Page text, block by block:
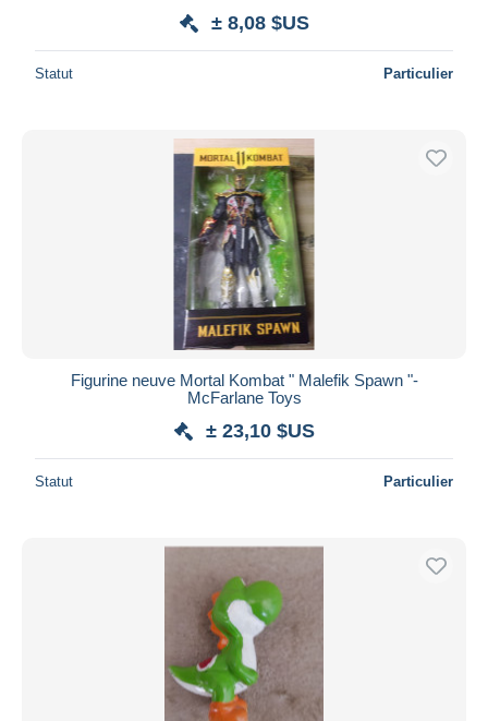
± 8,08 $US
Statut Particulier
Figurine neuve Mortal Kombat " Malefik Spawn "-
McFarlane Toys
± 23,10 $US
Statut Particulier